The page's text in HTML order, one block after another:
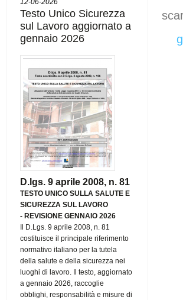
12-06-2026
Testo Unico Sicurezza
sul Lavoro aggiornato a
gennaio 2026
D.lgs. 9 aprile 2008, n. 81
TESTO UNICO SULLA SALUTE E
SICUREZZA SUL LAVORO
- REVISIONE GENNAIO 2026
Il D.Lgs. 9 aprile 2008, n. 81
costituisce il principale riferimento
normativo italiano per la tutela
della salute e della sicurezza nei
luoghi di lavoro. Il testo, aggiornato
a gennaio 2026, raccoglie
obblighi, responsabilità e misure di